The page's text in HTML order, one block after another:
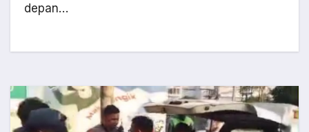
depan…